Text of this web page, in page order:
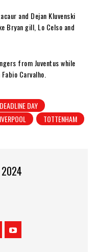
and Dejan Kluvenski
Bryan gill, Lo Celso and
from Juventus while
Carvalho.
DEADLINE DAY
TOTTENHAM
2024